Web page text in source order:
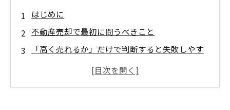
はじめに
不動産売却で最初に問うべきこと
「高く売れるか」だけで判断すると失敗しやす